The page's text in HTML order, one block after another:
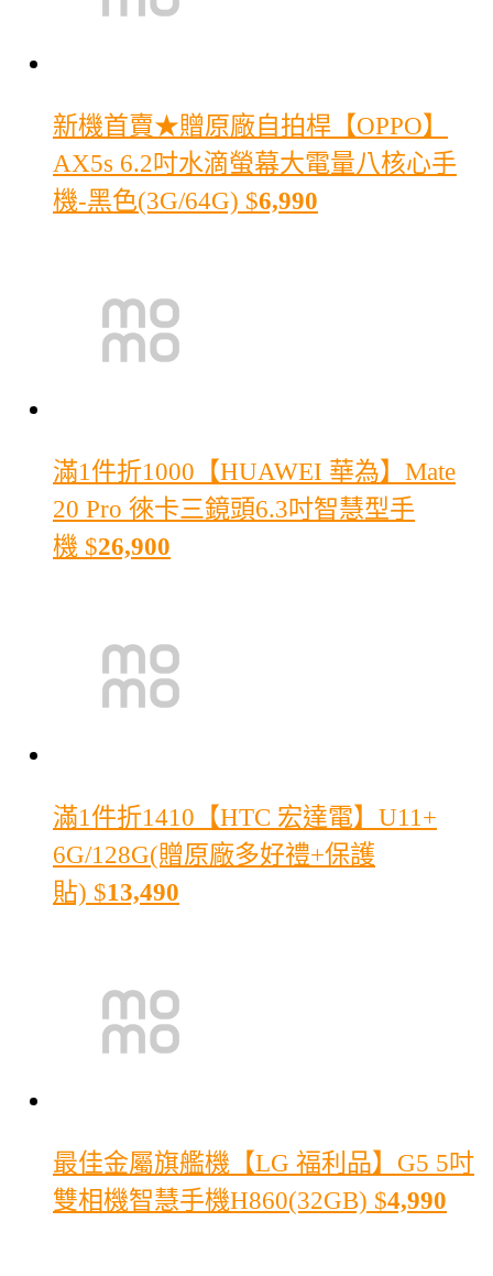
新機首賣★贈原廠自拍桿 【OPPO】
AX5s 6.2吋水滴螢幕大電量八核心手
機-黑色(3G/64G) $6,990
滿1件折1000 【HUAWEI 華為】Mate
20 Pro 徠卡三鏡頭6.3吋智慧型手
機 $26,900
滿1件折1410 【HTC 宏達電】U11+
6G/128G(贈原廠多好禮+保護
貼) $13,490
最佳金屬旗艦機 【LG 福利品】G5 5吋
雙相機智慧手機H860(32GB) $4,990